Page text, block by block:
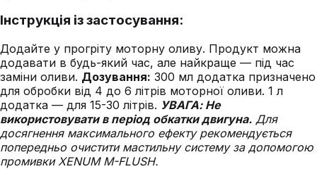
Інструкція із застосування:
Додайте у прогріту моторну оливу. Продукт можна
додавати в будь-який час, але найкраще — під час
заміни оливи. Дозування: 300 мл додатка призначено
для обробки від 4 до 6 літрів моторної оливи. 1 л
додатка — для 15-30 літрів. УВАГА: Не
використовувати в період обкатки двигуна. Для
досягнення максимального ефекту рекомендується
попередньо очистити мастильну систему за допомогою
промивки XENUM M-FLUSH.